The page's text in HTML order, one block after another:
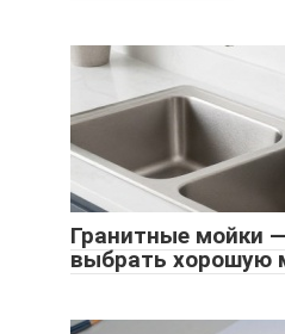
Гранитные мойки
выбрать хорошую